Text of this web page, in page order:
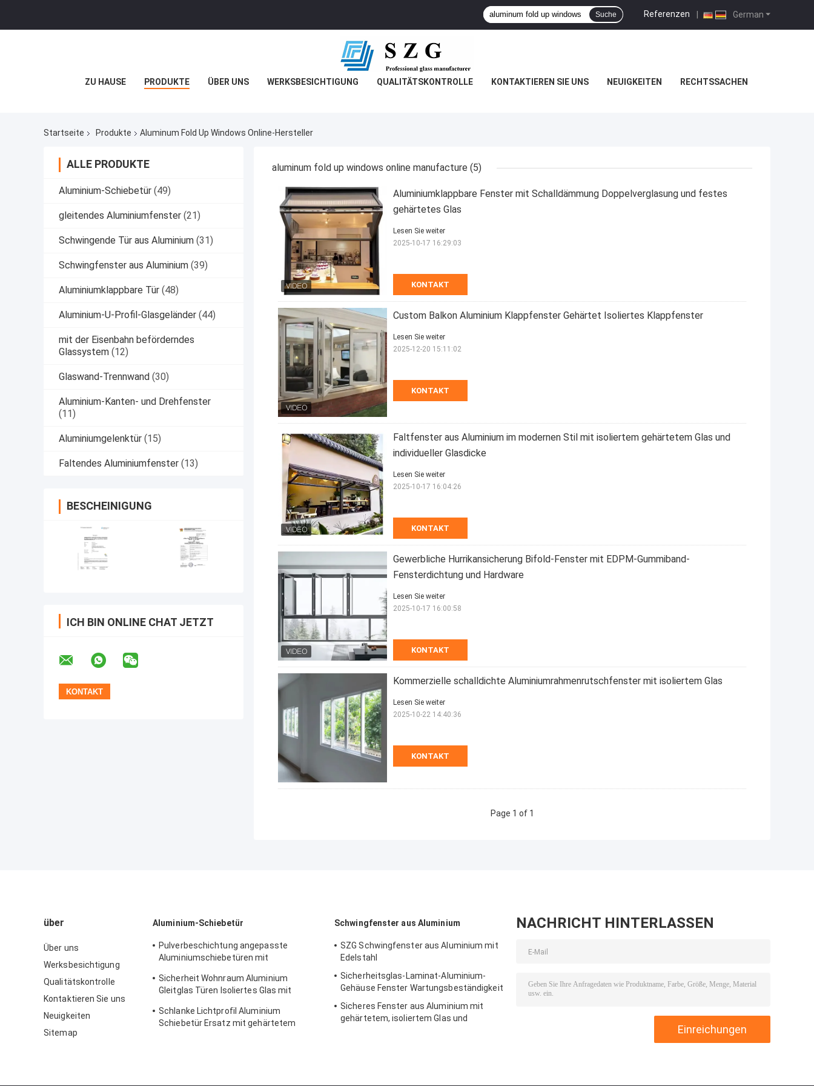
German
Referenzen |
Suche
ZU HAUSE PRODUKTE ÜBER UNS WERKSBESICHTIGUNG QUALITÄTSKONTROLLE KONTAKTIEREN SIE UNS NEUIGKEITEN RECHTSSACHEN
Startseite Produkte Aluminum Fold Up Windows Online-Hersteller
ALLE PRODUKTE
Aluminium-Schiebetür (49)
gleitendes Aluminiumfenster (21)
Schwingende Tür aus Aluminium (31)
Schwingfenster aus Aluminium (39)
Aluminiumklappbare Tür (48)
Aluminium-U-Profil-Glasgeländer (44)
mit der Eisenbahn beförderndes
Glassystem (12)
Glaswand-Trennwand (30)
Aluminium-Kanten- und Drehfenster
(11)
Aluminiumgelenktür (15)
Faltendes Aluminiumfenster (13)
BESCHEINIGUNG
ICH BIN ONLINE CHAT JETZT
aluminum fold up windows online manufacture (5)
Aluminiumklappbare Fenster mit Schalldämmung Doppelverglasung und festes
gehärtetes Glas
KONTAKT
Lesen Sie weiter
2025-10-17 16:29:03
Custom Balkon Aluminium Klappfenster Gehärtet Isoliertes Klappfenster
KONTAKT
Lesen Sie weiter
2025-12-20 15:11:02
Faltfenster aus Aluminium im modernen Stil mit isoliertem gehärtetem Glas und
individueller Glasdicke
KONTAKT
Lesen Sie weiter
2025-10-17 16:04:26
Gewerbliche Hurrikansicherung Bifold-Fenster mit EDPM-Gummiband-
Fensterdichtung und Hardware
KONTAKT
Lesen Sie weiter
2025-10-17 16:00:58
Kommerzielle schalldichte Aluminiumrahmenrutschfenster mit isoliertem Glas
KONTAKT
Lesen Sie weiter
2025-10-22 14:40:36
Page 1 of 1
über
Über uns
Werksbesichtigung
Qualitätskontrolle
Kontaktieren Sie uns
Neuigkeiten
Sitemap
Aluminium-Schiebetür
Pulverbeschichtung angepasste
Aluminiumschiebetüren mit
Sicherheit Wohnraum Aluminium
Gleitglas Türen Isoliertes Glas mit
Schlanke Lichtprofil Aluminium
Schiebetür Ersatz mit gehärtetem
Schwingfenster aus Aluminium
SZG Schwingfenster aus Aluminium mit
Edelstahl
Sicherheitsglas-Laminat-Aluminium-
Gehäuse Fenster Wartungsbeständigkeit
Sicheres Fenster aus Aluminium mit
gehärtetem, isoliertem Glas und
NACHRICHT HINTERLASSEN